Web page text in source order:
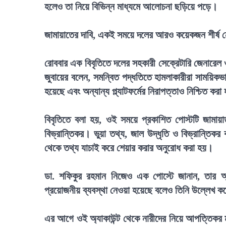
হলেও তা নিয়ে বিভিন্ন মাধ্যমে আলোচনা ছড়িয়ে পড়ে।
জামায়াতের দাবি, একই সময়ে দলের আরও কয়েকজন শীর্ষ
রোববার এক বিবৃতিতে দলের সহকারী সেক্রেটারি
জুবায়ের বলেন, সমন্বিত পদ্ধতিতে হামলাকারীরা
হয়েছে এবং অন্যান্য প্ল্যাটফর্মের নিরাপত্তাও নিশ্চিত
বিবৃতিতে বলা হয়, ওই সময়ে প্রকাশিত পোস্টটি
বিভ্রান্তিকর। ভুয়া তথ্য, জাল উদ্ধৃতি ও বিভ্রান্তিকর
থেকে তথ্য যাচাই করে শেয়ার করার অনুরোধ করা হয়।
ডা. শফিকুর রহমান নিজেও এক পোস্টে জানান, তার
প্রয়োজনীয় ব্যবস্থা নেওয়া হয়েছে বলেও তিনি উল্লেখ
এর আগে ওই অ্যাকাউন্ট থেকে নারীদের নিয়ে আপত্তিকর